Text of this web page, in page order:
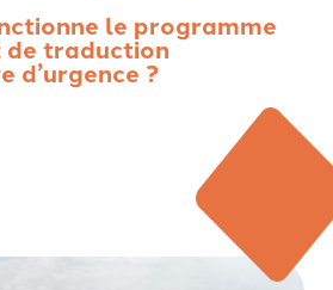
le programme
traduction
d’urgence ?